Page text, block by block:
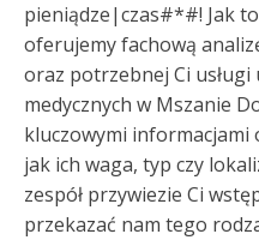
pieniądze|czas#*#! Jak
oferujemy fachową
oraz potrzebnej Ci
medycznych w Mszanie
kluczowymi informacjami
jak ich waga, typ czy
zespół przywiezie Ci
przekazać nam tego